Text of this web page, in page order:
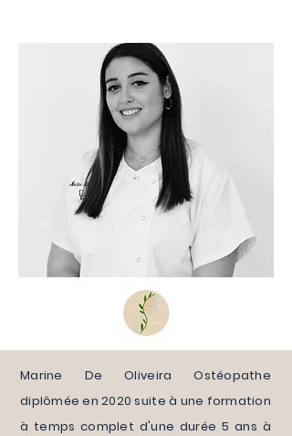
Marine De Oliveira Ostéopathe
diplômée en 2020 suite à une formation
à temps complet d'une durée 5 ans à